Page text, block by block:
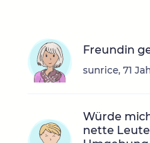
Freundin
sunrice, 71
Würde
nette